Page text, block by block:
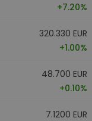
+7.20%
320.330 EUR
+1.00%
48.700 EUR
+0.10%
7.1200 EUR